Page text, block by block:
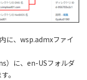
に、wsp.admxファイ
）に、en-USフォルダ
。